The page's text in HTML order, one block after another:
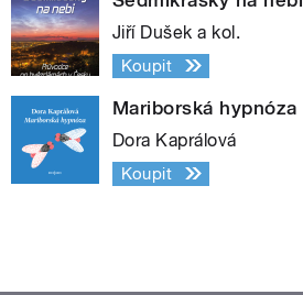
Jiří Dušek a kol.
Koupit
Mariborská hypnóza
Dora Kaprálová
Koupit